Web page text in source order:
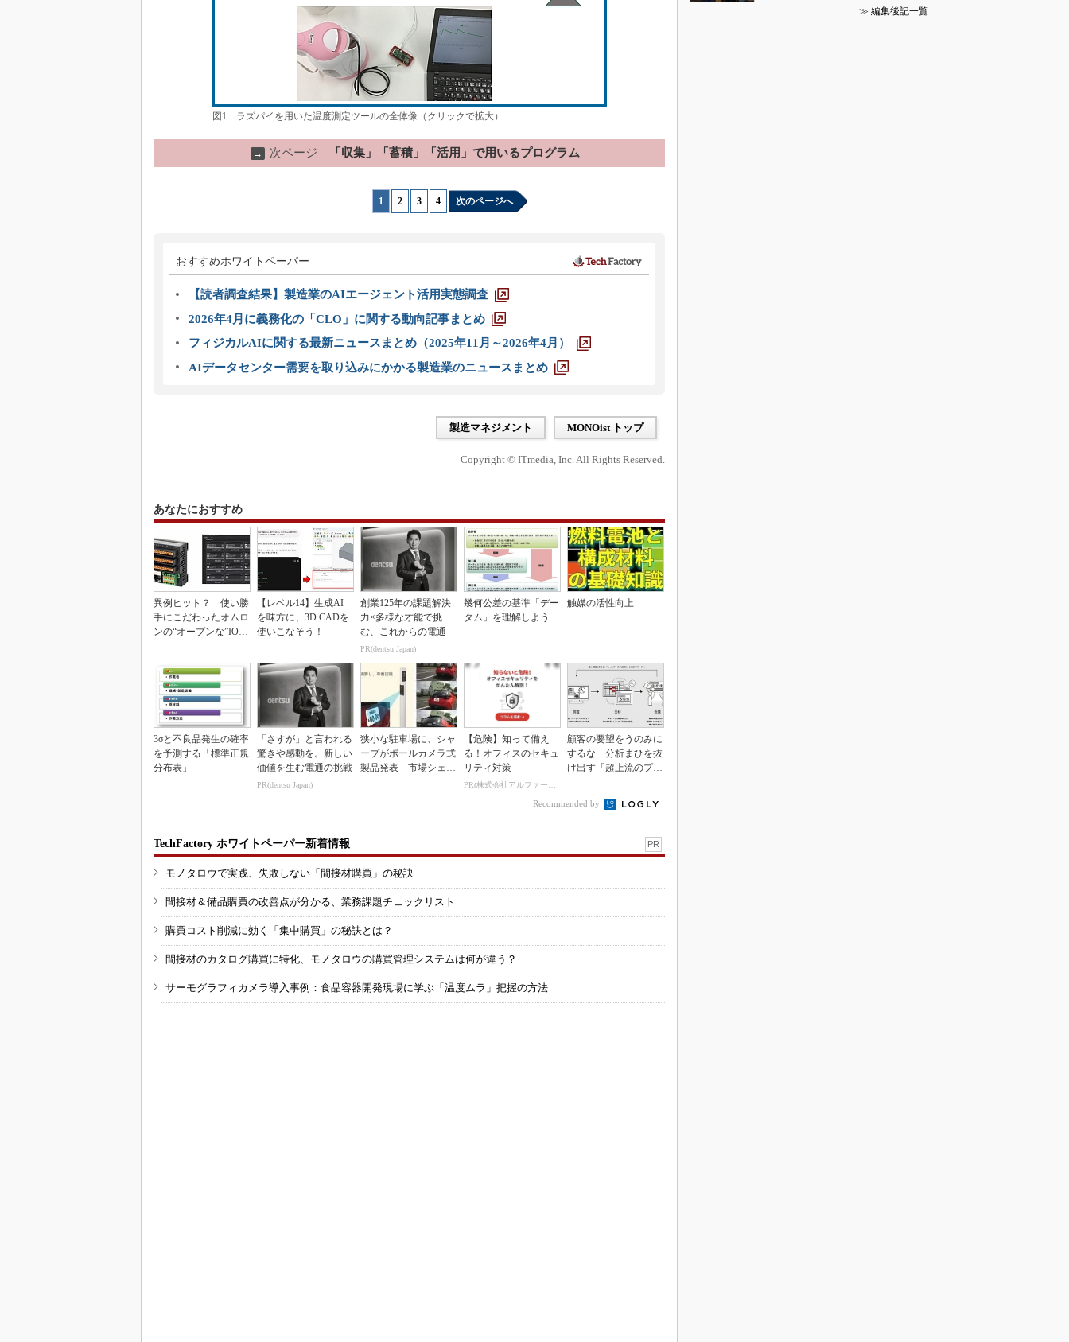
図1 ラズパイを用いた温度測定ツールの全体像（クリックで拡大）
→ 次ページ 「収集」「蓄積」「活用」で用いるプログラム
1 2 3 4 次のページへ
おすすめホワイトペーパー
【読者調査結果】製造業のAIエージェント活用実態調査
2026年4月に義務化の「CLO」に関する動向記事まとめ
フィジカルAIに関する最新ニュースまとめ（2025年11月～2026年4月）
AIデータセンター需要を取り込みにかかる製造業のニュースまとめ
製造マネジメント MONOist トップ
Copyright © ITmedia, Inc. All Rights Reserved.
あなたにおすすめ
異例ヒット？ 使い勝
手にこだわったオムロ
ンの“オープンな”IO-L
【レベル14】生成AI
を味方に、3D CADを
使いこなそう！
創業125年の課題解決
力×多様な才能で挑
む、これからの電通
PR(dentsu Japan)
幾何公差の基準「デー
タム」を理解しよう
触媒の活性向上
3σと不良品発生の確率
を予測する「標準正規
分布表」
「さすが」と言われる
驚きや感動を。新しい
価値を生む電通の挑戦
PR(dentsu Japan)
狭小な駐車場に、シャ
ープがポールカメラ式
製品発表 市場シェア
【危険】知って備え
る！オフィスのセキュ
リティ対策
PR(株式会社アルファーテクノ)
顧客の要望をうのみに
するな 分析まひを抜
け出す「超上流のプロ
Recommended by
TechFactory ホワイトペーパー新着情報 PR
モノタロウで実践、失敗しない「間接材購買」の秘訣
間接材＆備品購買の改善点が分かる、業務課題チェックリスト
購買コスト削減に効く「集中購買」の秘訣とは？
間接材のカタログ購買に特化、モノタロウの購買管理システムは何が違う？
サーモグラフィカメラ導入事例：食品容器開発現場に学ぶ「温度ムラ」把握の方法
≫ 編集後記一覧